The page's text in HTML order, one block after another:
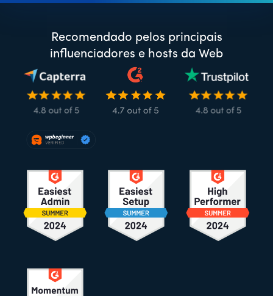
Recomendado pelos principais
influenciadores e hosts da Web